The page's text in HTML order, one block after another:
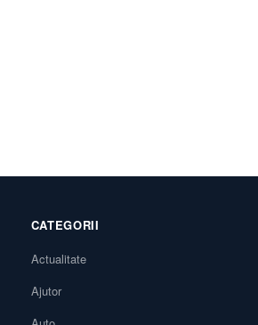
CATEGORII
Actualitate
Ajutor